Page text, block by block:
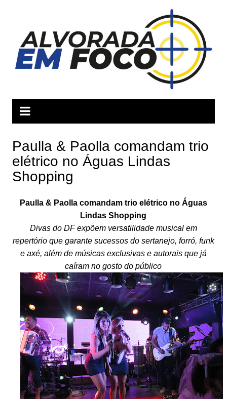
conteúdo
Paulla & Paolla comandam trio
elétrico no Águas Lindas
Shopping
Paulla & Paolla comandam trio elétrico no Águas
Lindas Shopping
Divas do DF expõem versatilidade musical em
repertório que garante sucessos do sertanejo, forró, funk
e axé, além de músicas exclusivas e autorais que já
caíram no gosto do público